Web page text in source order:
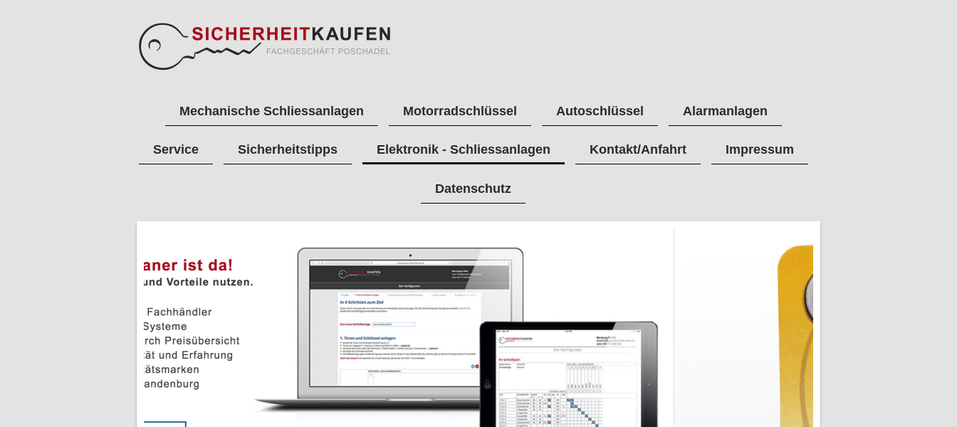
Mechanische Schliessanlagen Motorradschlüssel Autoschlüssel Alarmanlagen
Service Sicherheitstipps Elektronik - Schliessanlagen Kontakt/Anfahrt Impressum
Datenschutz